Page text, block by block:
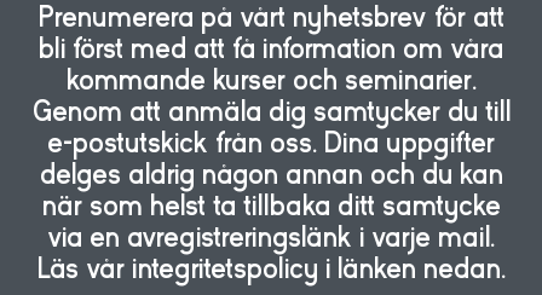
Prenumerera på vårt nyhetsbrev för att
bli först med att få information om våra
kommande kurser och seminarier.
Genom att anmäla dig samtycker du till
e-postutskick från oss. Dina uppgifter
delges aldrig någon annan och du kan
när som helst ta tillbaka ditt samtycke
via en avregistreringslänk i varje mail.
Läs vår integritetspolicy i länken nedan.